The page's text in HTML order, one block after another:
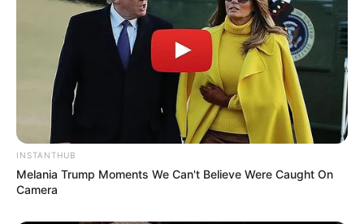
INSTANTHUB
Melania Trump Moments We Can't Believe Were Caught On
Camera